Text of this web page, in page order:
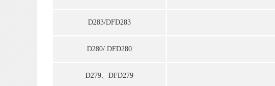
D283/DFD283
D280/ DFD280
D279、DFD279